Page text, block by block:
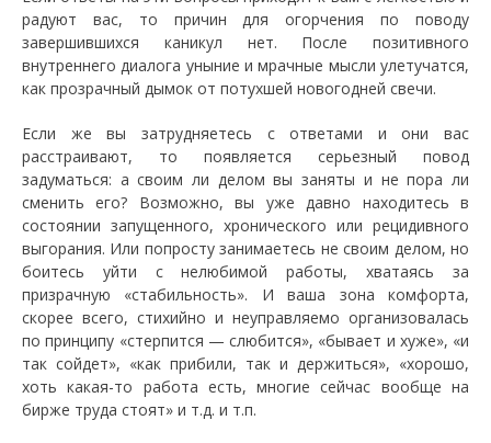
радуют вас, то причин для огорчения по поводу
завершившихся каникул нет. После позитивного
внутреннего диалога уныние и мрачные мысли улетучатся,
как прозрачный дымок от потухшей новогодней свечи.
Если же вы затрудняетесь с ответами и они вас
расстраивают, то появляется серьезный повод
задуматься: а своим ли делом вы заняты и не пора ли
сменить его? Возможно, вы уже давно находитесь в
состоянии запущенного, хронического или рецидивного
выгорания. Или попросту занимаетесь не своим делом, но
боитесь уйти с нелюбимой работы, хватаясь за
призрачную «стабильность». И ваша зона комфорта,
скорее всего, стихийно и неуправляемо организовалась
по принципу «стерпится — слюбится», «бывает и хуже», «и
так сойдет», «как прибили, так и держиться», «хорошо,
хоть какая-то работа есть, многие сейчас вообще на
бирже труда стоят» и т.д. и т.п.